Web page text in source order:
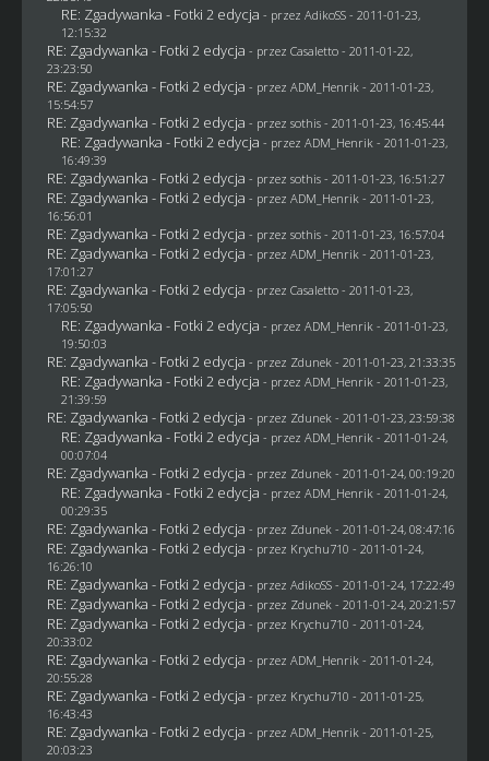
RE: Zgadywanka - Fotki 2 edycja - przez AdikoSS - 2011-01-23,
12:15:32
RE: Zgadywanka - Fotki 2 edycja - przez Casaletto- 2011-01-22,
23:23:50
RE: Zgadywanka - Fotki 2 edycja - przez ADM_Henrik - 2011-01-23,
15:54:57
RE: Zgadywanka - Fotki 2 edycja - przez sothis- 2011-01-23, 16:45:44
RE: Zgadywanka - Fotki 2 edycja - przez ADM_Henrik - 2011-01-23,
16:49:39
RE: Zgadywanka - Fotki 2 edycja - przez sothis- 2011-01-23, 16:51:27
RE: Zgadywanka - Fotki 2 edycja - przez ADM_Henrik - 2011-01-23,
16:56:01
RE: Zgadywanka - Fotki 2 edycja - przez sothis- 2011-01-23, 16:57:04
RE: Zgadywanka - Fotki 2 edycja - przez ADM_Henrik - 2011-01-23,
17:01:27
RE: Zgadywanka - Fotki 2 edycja - przez Casaletto- 2011-01-23,
17:05:50
RE: Zgadywanka - Fotki 2 edycja - przez ADM_Henrik - 2011-01-23,
19:50:03
RE: Zgadywanka - Fotki 2 edycja - przez Zdunek - 2011-01-23, 21:33:35
RE: Zgadywanka - Fotki 2 edycja - przez ADM_Henrik - 2011-01-23,
21:39:59
RE: Zgadywanka - Fotki 2 edycja - przez Zdunek - 2011-01-23, 23:59:38
RE: Zgadywanka - Fotki 2 edycja - przez ADM_Henrik - 2011-01-24,
00:07:04
RE: Zgadywanka - Fotki 2 edycja - przez Zdunek - 2011-01-24, 00:19:20
RE: Zgadywanka - Fotki 2 edycja - przez ADM_Henrik - 2011-01-24,
00:29:35
RE: Zgadywanka - Fotki 2 edycja - przez Zdunek - 2011-01-24, 08:47:16
RE: Zgadywanka - Fotki 2 edycja - przez Krychu710 - 2011-01-24,
16:26:10
RE: Zgadywanka - Fotki 2 edycja - przez AdikoSS - 2011-01-24, 17:22:49
RE: Zgadywanka - Fotki 2 edycja - przez Zdunek - 2011-01-24, 20:21:57
RE: Zgadywanka - Fotki 2 edycja - przez Krychu710 - 2011-01-24,
20:33:02
RE: Zgadywanka - Fotki 2 edycja - przez ADM_Henrik - 2011-01-24,
20:55:28
RE: Zgadywanka - Fotki 2 edycja - przez Krychu710 - 2011-01-25,
16:43:43
RE: Zgadywanka - Fotki 2 edycja - przez ADM_Henrik - 2011-01-25,
20:03:23